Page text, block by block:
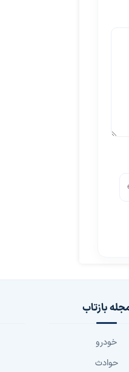
بازتاب
خودرو
حوادث